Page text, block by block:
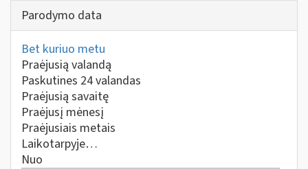
Parodymo data
Bet kuriuo metu
Praėjusią valandą
Paskutines 24 valandas
Praėjusią savaitę
Praėjusį mėnesį
Praėjusiais metais
Laikotarpyje…
Nuo